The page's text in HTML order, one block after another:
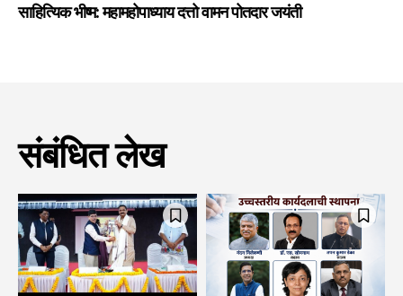
साहित्यिक भीष्म: महामहोपाध्याय दत्तो वामन पोतदार जयंती
संबंधित लेख